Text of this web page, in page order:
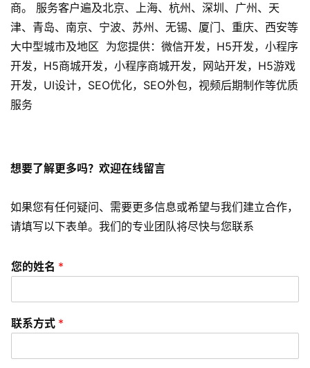
A
P
P
开
发
频
资
讯
分
见
问
题
商。 服务客户遍及北京、上海、杭州、深圳、广州、天
津、青岛、南京、宁波、苏州、无锡、厦门、重庆、西安等
大中型城市及地区 为您提供：微信开发，H5开发，小程序
开发，H5商城开发，小程序商城开发，网站开发，H5游戏
开发，UI设计，SEO优化，SEO外包，视频后期制作等优质
服务
想要了解更多吗？欢迎在线留言
如果您有任何疑问、需要更多信息或希望与我们建立合作，
请填写以下表单。我们的专业团队将尽快与您联系
您的姓名 *
联系方式 *